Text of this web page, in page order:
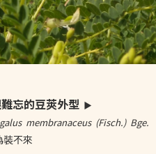
忘的豆莢外型 ▶
membranaceus (Fisch.) Bge.
裝不來